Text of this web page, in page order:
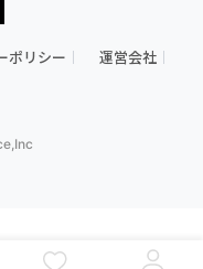
ポリシー 運営会社